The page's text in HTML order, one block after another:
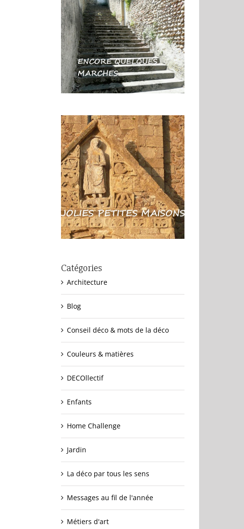
Catégories
Architecture
Blog
Conseil déco & mots de la déco
Couleurs & matières
DECOllectif
Enfants
Home Challenge
Jardin
La déco par tous les sens
Messages au fil de l'année
Métiers d'art